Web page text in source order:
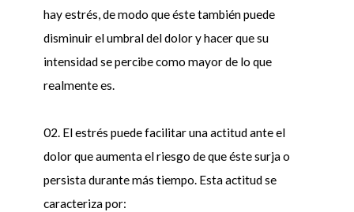
hay estrés, de modo que éste también puede
disminuir el umbral del dolor y hacer que su
intensidad se percibe como mayor de lo que
realmente es.
02. El estrés puede facilitar una actitud ante el
dolor que aumenta el riesgo de que éste surja o
persista durante más tiempo. Esta actitud se
caracteriza por: